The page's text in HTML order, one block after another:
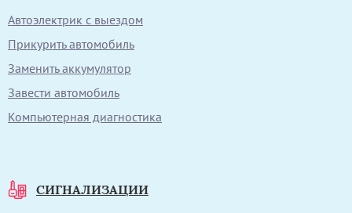
Автоэлектрик с выездом
Прикурить автомобиль
Заменить аккумулятор
Завести автомобиль
Компьютерная диагностика
СИГНАЛИЗАЦИИ